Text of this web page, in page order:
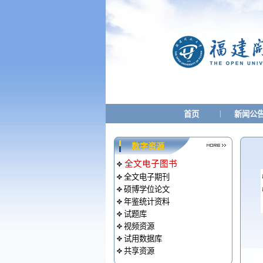
首页 新闻公
数字资源
全文电子图书
全文电子期刊
硕博学位论文
年鉴统计资料
试题库
视频资源
试用数据库
共享资源